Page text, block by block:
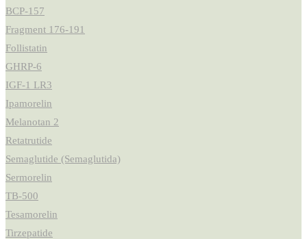
BCP-157
Fragment 176-191
Follistatin
GHRP-6
IGF-1 LR3
Ipamorelin
Melanotan 2
Retatrutide
Semaglutide (Semaglutida)
Sermorelin
TB-500
Tesamorelin
Tirzepatide